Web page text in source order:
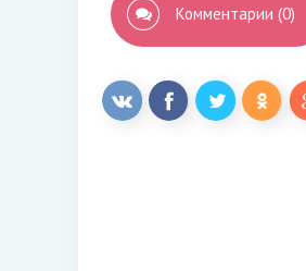
Комментарии (0)